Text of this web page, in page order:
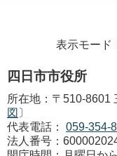
表示モード
四日市市役所
所在地：〒510-8601
図 〕
代表電話：
059-354-
法人番号：